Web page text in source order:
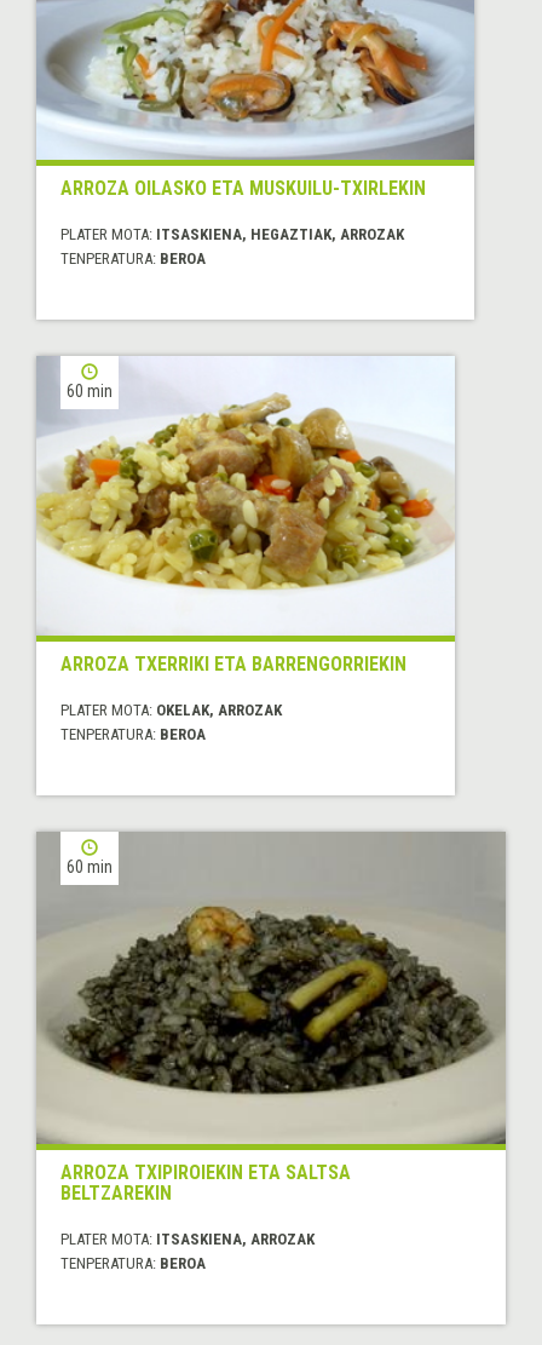
ARROZA OILASKO ETA MUSKUILU-TXIRLEKIN
PLATER MOTA: ITSASKIENA, HEGAZTIAK, ARROZAK
TENPERATURA: BEROA
60 min
ARROZA TXERRIKI ETA BARRENGORRIEKIN
PLATER MOTA: OKELAK, ARROZAK
TENPERATURA: BEROA
60 min
ARROZA TXIPIROIEKIN ETA SALTSA
BELTZAREKIN
PLATER MOTA: ITSASKIENA, ARROZAK
TENPERATURA: BEROA